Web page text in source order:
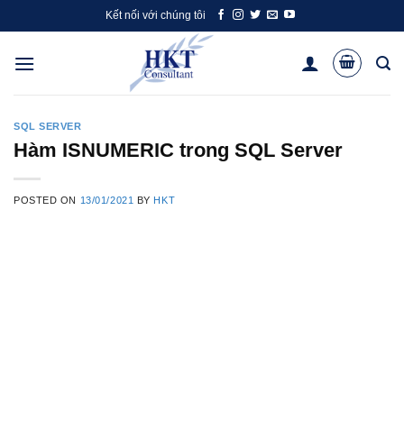
to
content
Kết nối với chúng tôi
SQL SERVER
Hàm ISNUMERIC trong SQL Server
POSTED ON 13/01/2021 BY HKT